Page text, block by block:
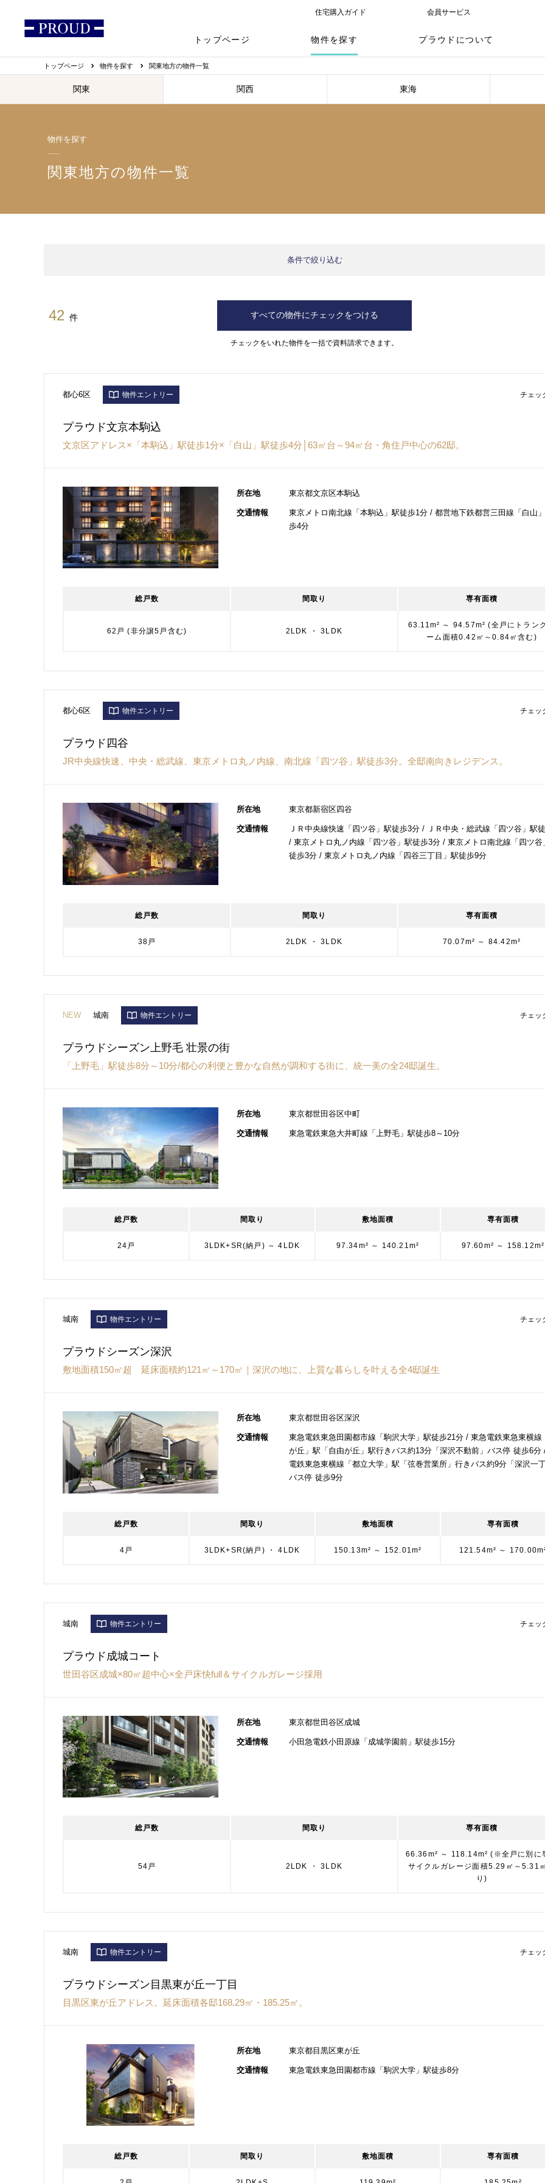
トップページ 物件を探す プラウドについて
住宅購入ガイド 会員サービス
トップページ 物件を探す 関東地方の物件一覧
関東 関西 東海
物件を探す
関東地方の物件一覧
条件で絞り込む
42 件 すべての物件にチェックをつける
チェックをいれた物件を一括で資料請求できます。
都心6区 物件エントリー チェッ
プラウド文京本駒込
文京区アドレス×「本駒込」駅徒歩1分×「白山」駅徒歩4分│63㎡台～94㎡台・角住戸中心の62邸。
所在地 東京都文京区本駒込
交通情報
東京メトロ南北線「本駒込」駅徒歩1分 / 都営地下鉄都営三田線「白山
歩4分
総戸数 間取り 専有面積
62戸 (非分譲5戸含む) 2LDK ・ 3LDK
63.11m² ～ 94.57m² (全戸にトラン
ーム面積0.42㎡～0.84㎡含む)
都心6区 物件エントリー チェッ
プラウド四谷
JR中央線快速、中央・総武線、東京メトロ丸ノ内線、南北線「四ツ谷」駅徒歩3分。全邸南向きレジデンス。
所在地 東京都新宿区四谷
交通情報
ＪＲ中央線快速「四ツ谷」駅徒歩3分 / ＪＲ中央・総武線「四ツ谷」駅
/ 東京メトロ丸ノ内線「四ツ谷」駅徒歩3分 / 東京メトロ南北線「四ツ谷
徒歩3分 / 東京メトロ丸ノ内線「四谷三丁目」駅徒歩9分
総戸数 間取り 専有面積
38戸 2LDK ・ 3LDK 70.07m² ～ 84.42m²
NEW 城南 物件エントリー チェッ
プラウドシーズン上野毛 壮景の街
「上野毛」駅徒歩8分～10分/都心の利便と豊かな自然が調和する街に、統一美の全24邸誕生。
所在地 東京都世田谷区中町
交通情報 東急電鉄東急大井町線「上野毛」駅徒歩8～10分
総戸数 間取り 敷地面積 専有面積
24戸 3LDK+SR(納戸) ～ 4LDK 97.34m² ～ 140.21m² 97.60m² ～ 158.12m²
城南 物件エントリー チェッ
プラウドシーズン深沢
敷地面積150㎡超 延床面積約121㎡～170㎡｜深沢の地に、上質な暮らしを叶える全4邸誕生
所在地 東京都世田谷区深沢
交通情報
東急電鉄東急田園都市線「駒沢大学」駅徒歩21分 / 東急電鉄東急東横線
が丘」駅「自由が丘」駅行きバス約13分「深沢不動前」バス停 徒歩6分
電鉄東急東横線「都立大学」駅「弦巻営業所」行きバス約9分「深沢一
バス停 徒歩9分
総戸数 間取り 敷地面積 専有面積
4戸 3LDK+SR(納戸) ・ 4LDK 150.13m² ～ 152.01m² 121.54m² ～
城南 物件エントリー チェッ
プラウド成城コート
世田谷区成城×80㎡超中心×全戸床快full＆サイクルガレージ採用
所在地 東京都世田谷区成城
交通情報 小田急電鉄小田原線「成城学園前」駅徒歩15分
総戸数 間取り 専有面積
54戸 2LDK ・ 3LDK
66.36m² ～ 118.14m² (※全戸に別に
サイクルガレージ面積5.29㎡～5.31
り)
城南 物件エントリー チェッ
プラウドシーズン目黒東が丘一丁目
目黒区東が丘アドレス。延床面積各邸168.29㎡・185.25㎡。
所在地 東京都目黒区東が丘
交通情報 東急電鉄東急田園都市線「駒沢大学」駅徒歩8分
総戸数 間取り 敷地面積 専有面積